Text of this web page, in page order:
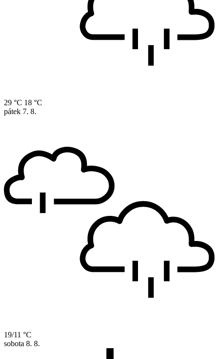
29 °C 18 °C
pátek 7. 8.
19/11 °C
sobota 8. 8.